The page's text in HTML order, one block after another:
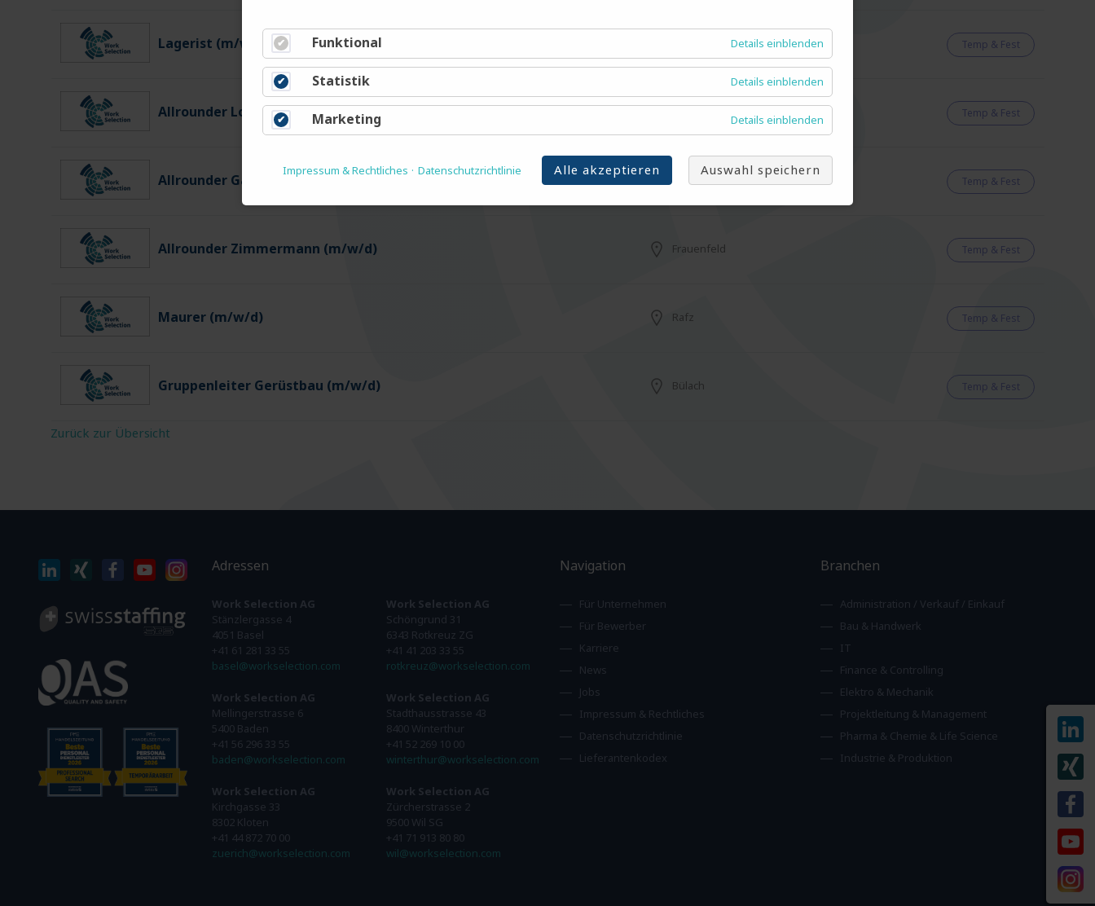
Lagerist (m/w/d) Temp & Fest
Allrounder Logistiker (m/w/d) Temp & Fest
Allrounder Gartenbau (m/w/d) Arbon Temp & Fest
Allrounder Zimmermann (m/w/d) Frauenfeld Temp & Fest
Maurer (m/w/d) Rafz Temp & Fest
Gruppenleiter Gerüstbau (m/w/d) Bülach Temp & Fest
Zurück zur Übersicht
Adressen
Work Selection AG
Stänzlergasse 4
4051 Basel
+41 61 281 33 55
basel@workselection.com
Work Selection AG
Mellingerstrasse 6
5400 Baden
+41 56 296 33 55
baden@workselection.com
Work Selection AG
Kirchgasse 33
8302 Kloten
+41 44 872 70 00
zuerich@workselection.com
Work Selection AG
Schöngrund 31
6343 Rotkreuz ZG
+41 41 203 33 55
rotkreuz@workselection.com
Work Selection AG
Stadthausstrasse 43
8400 Winterthur
+41 52 269 10 00
winterthur@workselection.com
Work Selection AG
Zürcherstrasse 2
9500 Wil SG
+41 71 913 80 80
wil@workselection.com
Navigation
Für Unternehmen
Für Bewerber
Karriere
News
Jobs
Impressum & Rechtliches
Datenschutzrichtlinie
Lieferantenkodex
Branchen
Administration / Verkauf / Einkauf
Bau & Handwerk
IT
Finance & Controlling
Elektro & Mechanik
Projektleitung & Management
Pharma & Chemie & Life Science
Industrie & Produktion
Funktional Details einblenden
Statistik Details einblenden
Marketing Details einblenden
Auswahl speichern
Alle akzeptieren
Impressum & Rechtliches Datenschutzrichtlinie